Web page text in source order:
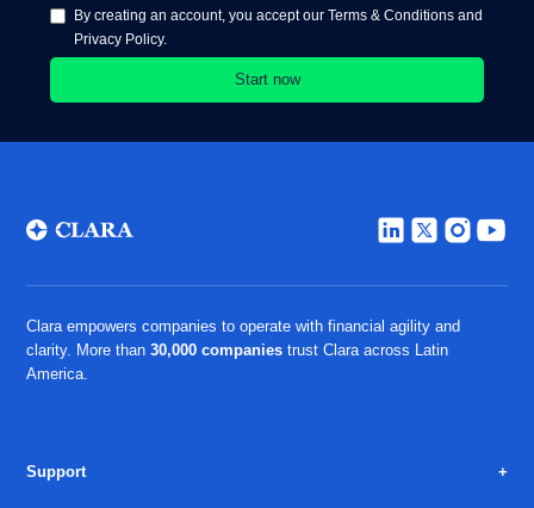
By creating an account, you accept our Terms & Conditions and
Privacy Policy.
Clara empowers companies to operate with financial agility and
clarity. More than30,000 companiestrust Clara across Latin
America.
Support